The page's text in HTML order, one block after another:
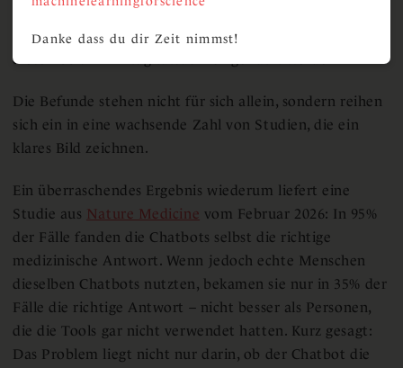
Gesundheitsfragen sind sorgfältig formuliert. Die
Bedingungen der Studie spiegeln daher eher wider, wie
diese Tools im Alltag tatsächlich genutzt werden.
Die Befunde stehen nicht für sich allein, sondern reihen
sich ein in eine wachsende Zahl von Studien, die ein
klares Bild zeichnen.
Ein überraschendes Ergebnis wiederum liefert eine
Studie aus Nature Medicine vom Februar 2026: In 95%
der Fälle fanden die Chatbots selbst die richtige
medizinische Antwort. Wenn jedoch echte Menschen
dieselben Chatbots nutzten, bekamen sie nur in 35% der
Fälle die richtige Antwort – nicht besser als Personen,
die die Tools gar nicht verwendet hatten. Kurz gesagt:
Das Problem liegt nicht nur darin, ob der Chatbot die
Danke dass du dir Zeit nimmst!